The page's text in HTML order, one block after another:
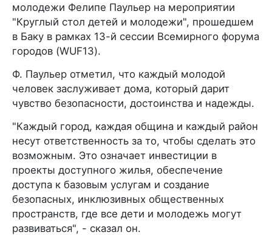
молодежи Фелипе Паульер на мероприятии
"Круглый стол детей и молодежи", прошедшем
в Баку в рамках 13-й сессии Всемирного форума
городов (WUF13).
Ф. Паульер отметил, что каждый молодой
человек заслуживает дома, который дарит
чувство безопасности, достоинства и надежды.
"Каждый город, каждая община и каждый район
несут ответственность за то, чтобы сделать это
возможным. Это означает инвестиции в
проекты доступного жилья, обеспечение
доступа к базовым услугам и создание
безопасных, инклюзивных общественных
пространств, где все дети и молодежь могут
развиваться", - сказал он.